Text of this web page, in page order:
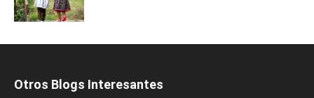
Otros Blogs Interesantes